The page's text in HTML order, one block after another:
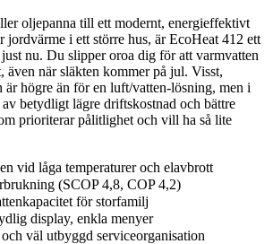
oljepanna till ett modernt, energieffektivt
jordvärme i ett större hus, är EcoHeat 412 ett
nu. Du slipper oroa dig för att varmvatten
även när släkten kommer på jul. Visst,
är högre än för en luft/vatten-lösning, men i
betydligt lägre driftskostnad och bättre
prioriterar pålitlighet och vill ha så lite
vid låga temperaturer och elavbrott
(SCOP 4,8, COP 4,2)
för storfamilj
display, enkla menyer
väl utbyggd serviceorganisation